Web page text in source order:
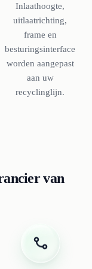
Inlaathoogte,
uitlaatrichting,
frame en
besturingsinterface
worden aangepast
aan uw
recyclinglijn.
van